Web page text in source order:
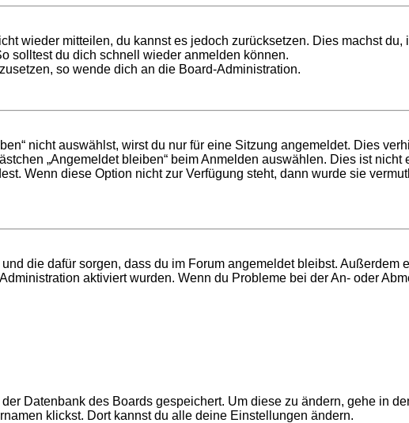
wieder mitteilen, du kannst es jedoch zurücksetzen. Dies machst du,
solltest du dich schnell wieder anmelden können.
so wende dich an die Board-Administration.
nicht auswählst, wirst du nur für eine Sitzung angemeldet. Dies
„Angemeldet bleiben“ beim Anmelden auswählen. Dies ist
Wenn diese Option nicht zur Verfügung steht, dann wurde sie
die dafür sorgen, dass du im Forum angemeldet bleibst.
aktiviert wurden. Wenn du Probleme bei der An- oder
Datenbank des Boards gespeichert. Um diese zu ändern, gehe in
klickst. Dort kannst du alle deine Einstellungen ändern.